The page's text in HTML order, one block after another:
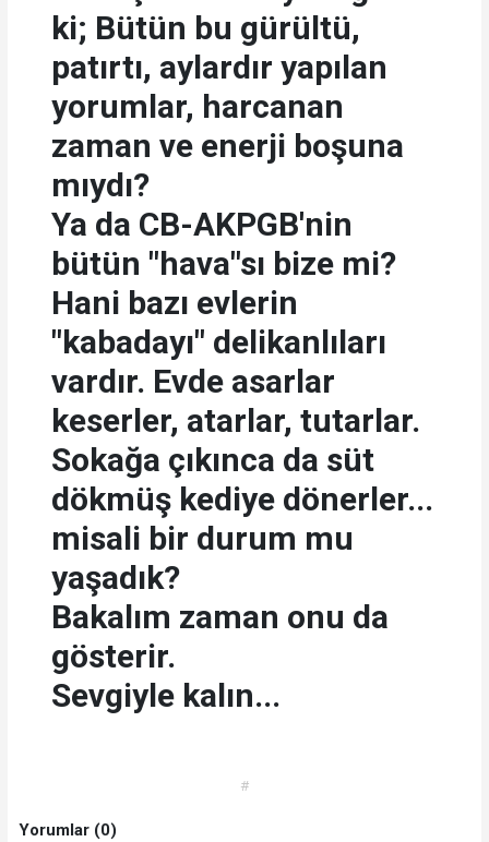
ki; Bütün bu gürültü,
patırtı, aylardır yapılan
yorumlar, harcanan
zaman ve enerji boşuna
mıydı?
Ya da CB-AKPGB'nin
bütün "hava"sı bize mi?
Hani bazı evlerin
"kabadayı" delikanlıları
vardır. Evde asarlar
keserler, atarlar, tutarlar.
Sokağa çıkınca da süt
dökmüş kediye dönerler...
misali bir durum mu
yaşadık?
Bakalım zaman onu da
gösterir.
Sevgiyle kalın...
#
Yorumlar (0)